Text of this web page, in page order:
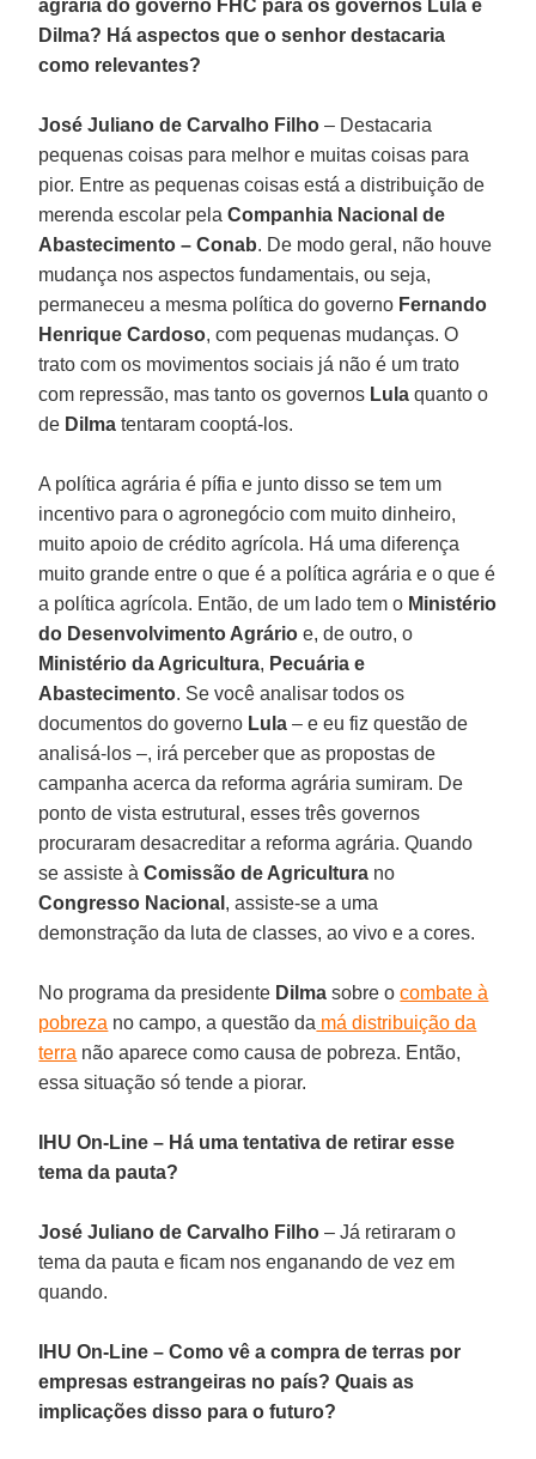
agrária do governo FHC para os governos Lula e
Dilma? Há aspectos que o senhor destacaria
como relevantes?
José Juliano de Carvalho Filho – Destacaria
pequenas coisas para melhor e muitas coisas para
pior. Entre as pequenas coisas está a distribuição de
merenda escolar pelaCompanhia Nacional de
Abastecimento – Conab. De modo geral, não houve
mudança nos aspectos fundamentais, ou seja,
permaneceu a mesma política do governo Fernando
Henrique Cardoso, com pequenas mudanças. O
trato com os movimentos sociais já não é um trato
com repressão, mas tanto os governos Lula quanto o
de Dilma tentaram cooptá-los.
A política agrária é pífia e junto disso se tem um
incentivo para o agronegócio com muito dinheiro,
muito apoio de crédito agrícola. Há uma diferença
muito grande entre o que é a política agrária e o que é
a política agrícola. Então, de um lado tem o Ministério
do Desenvolvimento Agrárioe, de outro, o
Ministério da Agricultura, Pecuária e
Abastecimento. Se você analisar todos os
documentos do governo Lula – e eu fiz questão de
analisá-los –, irá perceber que as propostas de
campanha acerca da reforma agrária sumiram. De
ponto de vista estrutural, esses três governos
procuraram desacreditar a reforma agrária. Quando
se assiste àComissão de Agricultura no
Congresso Nacional , assiste-se a uma
demonstração da luta de classes, ao vivo e a cores.
No programa da presidente Dilma sobre ocombate à
pobreza no campo, a questão da má distribuição da
terra não aparece como causa de pobreza. Então,
essa situação só tende a piorar.
IHU On-Line – Há uma tentativa de retirar esse
tema da pauta?
José Juliano de Carvalho Filho – Já retiraram o
tema da pauta e ficam nos enganando de vez em
quando.
IHU On-Line – Como vê a compra de terras por
empresas estrangeiras no país? Quais as
implicações disso para o futuro?